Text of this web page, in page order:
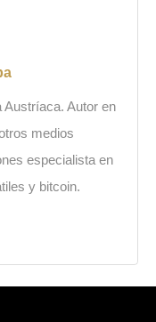
Autor en
medios
especialista en
y bitcoin.